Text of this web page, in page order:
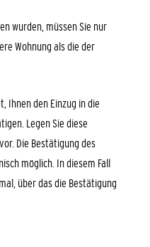
wurden, müssen Sie nur
Wohnung als die der
Ihnen den Einzug in die
Legen Sie diese
Die Bestätigung des
möglich. In diesem Fall
über das die Bestätigung